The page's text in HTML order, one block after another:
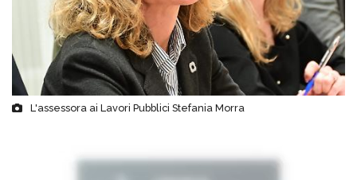
L'assessora ai Lavori Pubblici Stefania Morra